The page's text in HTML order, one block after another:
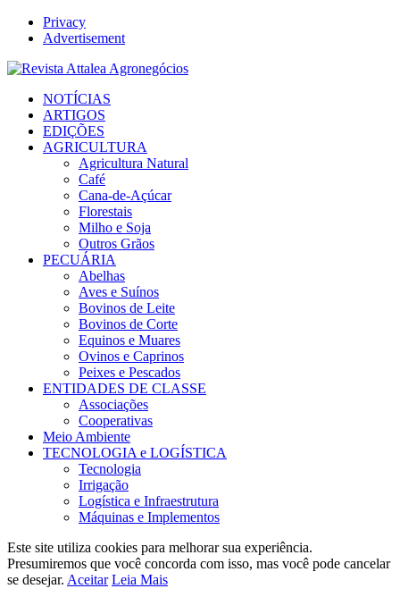
Privacy
Advertisement
NOTÍCIAS
ARTIGOS
EDIÇÕES
AGRICULTURA
Agricultura Natural
Café
Cana-de-Açúcar
Florestais
Milho e Soja
Outros Grãos
PECUÁRIA
Abelhas
Aves e Suínos
Bovinos de Leite
Bovinos de Corte
Equinos e Muares
Ovinos e Caprinos
Peixes e Pescados
ENTIDADES DE CLASSE
Associações
Cooperativas
Meio Ambiente
TECNOLOGIA e LOGÍSTICA
Tecnologia
Irrigação
Logística e Infraestrutura
Máquinas e Implementos
Este site utiliza cookies para melhorar sua experiência.
Presumiremos que você concorda com isso, mas você pode cancelar
se desejar. Aceitar Leia Mais